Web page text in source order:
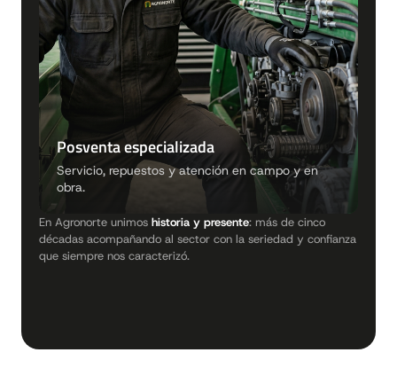
Posventa especializada
Servicio, repuestos y atención en campo y en
obra.
En Agronorte unimos historia y presente: más de cinco
décadas acompañando al sector con la seriedad y confianza
que siempre nos caracterizó.